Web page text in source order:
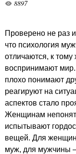
8897
Проверено не раз
что психология
отличаются, к
воспринимают
плохо понимают
реагируют на
аспектов стало
Женщинам
испытывают
вещей. Для
муж, для мужчины